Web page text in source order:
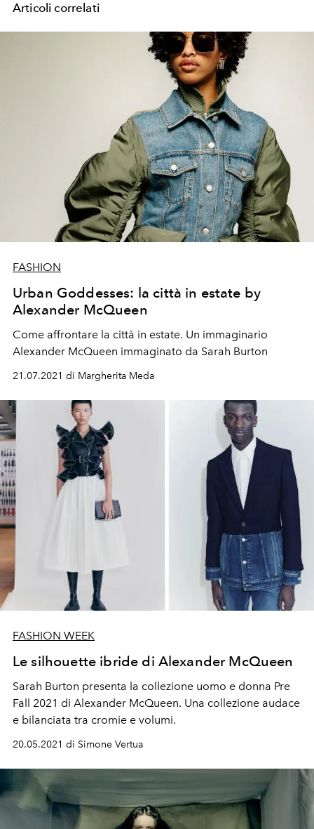
Articoli correlati
FASHION
Urban Goddesses: la città in estate by
Alexander McQueen
Come affrontare la città in estate. Un immaginario
Alexander McQueen immaginato da Sarah Burton
21.07.2021 di Margherita Meda
FASHION WEEK
Le silhouette ibride di Alexander McQueen
Sarah Burton presenta la collezione uomo e donna Pre
Fall 2021 di Alexander McQueen. Una collezione audace
e bilanciata tra cromie e volumi.
20.05.2021 di Simone Vertua